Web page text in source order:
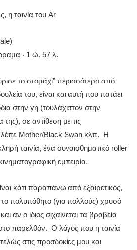
η ταινία του Ar
‧ 1 ώ. 57 λ.
το στομάχι” περισσότερο από
του, είναι και αυτή που πατάει
στην γη (τουλάχιστον στην
της), σε αντίθεση με τις
Mother/Black Swan κλπ. Η
ταινία, ένα συναισθηματικό roller
εμπειρία.
κάτι παραπάνω από εξαιρετικός,
το πολυπόθητο (για πολλούς) χρυσό
αν ο ίδιος σιχαίνεται τα βραβεία
παρελθόν. Ο λόγος που η ταινία
στις προσδοκίες μου και